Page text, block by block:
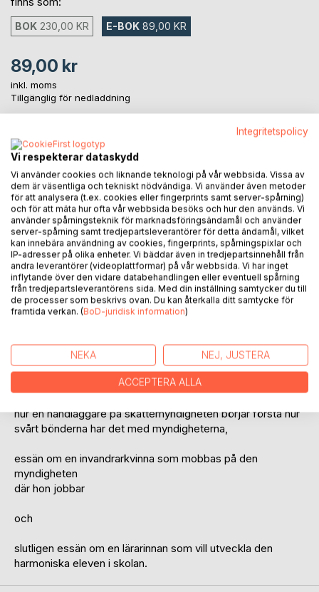
BOK 230,00 KR E-BOK 89,00 KR
89,00 kr
inkl. moms
Tillgänglig för nedladdning
LÄGG I KUNDVAGNEN
Lägg till i kom-ihåglista
Recensera titel
BESKRIVNING
Daniela Danielssons Essäer avseende:
en ung flickas uppväxt i en religiös familj,
hur en handläggare på skattemyndigheten börjar förstå hur
svårt bönderna har det med myndigheterna,
essän om en invandrarkvinna som mobbas på den
myndigheten
där hon jobbar
och
slutligen essän om en lärarinnan som vill utveckla den
harmoniska eleven i skolan.
Integritetspolicy
Vi respekterar dataskydd
Vi använder cookies och liknande teknologi på vår webbsida. Vissa av
dem är väsentliga och tekniskt nödvändiga. Vi använder även metoder
för att analysera (t.ex. cookies eller fingerprints samt server-spårning)
och för att mäta hur ofta vår webbsida besöks och hur den används. Vi
använder spårningsteknik för marknadsföringsändamål och använder
server-spårning samt tredjepartsleverantörer för detta ändamål, vilket
kan innebära användning av cookies, fingerprints, spårningspixlar och
IP-adresser på olika enheter. Vi bäddar även in tredjepartsinnehåll från
andra leverantörer (videoplattformar) på vår webbsida. Vi har inget
inflytande över den vidare databehandlingen eller eventuell spårning
från tredjepartsleverantörens sida. Med din inställning samtycker du till
de processer som beskrivs ovan. Du kan återkalla ditt samtycke för
framtida verkan. (BoD-juridisk information)
NEKA NEJ, JUSTERA
ACCEPTERA ALLA